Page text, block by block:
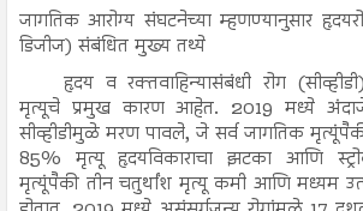
जागतिक आरोग्य संघटनेच्या म्हणण्यानुसार
डिजीज) संबंधित मुख्य तथ्ये
हृदय व रक्तवाहिन्यासंबंधी रोग
मृत्यूचे प्रमुख कारण आहेत. 2019 मध्ये
सीव्हीडीमुळे मरण पावले, जे सर्व जागतिक
85% मृत्यू हृदयविकाराचा झटका आणि
मृत्यूंपैकी तीन चतुर्थांश मृत्यू कमी आणि मध्यम